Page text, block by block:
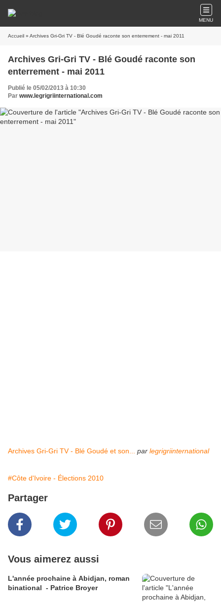
MENU
Accueil » Archives Gri-Gri TV - Blé Goudé raconte son enterrement - mai 2011
Archives Gri-Gri TV - Blé Goudé raconte son
enterrement - mai 2011
Publié le 05/02/2013 à 10:30
Par www.legrigriinternational.com
Archives Gri-Gri TV - Blé Goudé et son... par legrigriinternational
#Côte d'Ivoire - Élections 2010
Partager
Vous aimerez aussi
L'année prochaine à Abidjan, roman
binational - Patrice Broyer